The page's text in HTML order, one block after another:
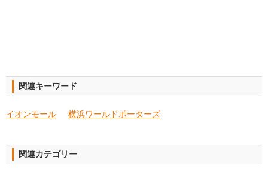
関連キーワード
イオンモール 横浜ワールドポーターズ
関連カテゴリー